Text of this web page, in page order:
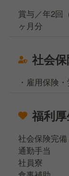
賞与／年2回
ヶ月分
社会
・雇用保険
福利
社会保険完備
通勤手当
社員寮